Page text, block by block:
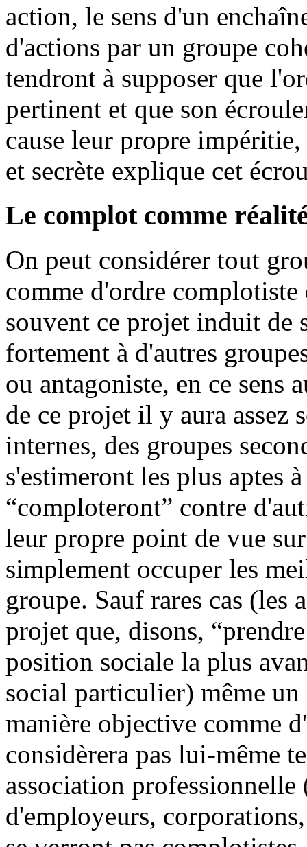
action, le sens d'un
d'actions par un groupe
tendront à supposer que
pertinent et que son
cause leur propre
et secrète explique cet
Le complot comme
On peut considérer tout
comme d'ordre complotiste
souvent ce projet induit de
fortement à d'autres
ou antagoniste, en ce sens
de ce projet il y aura assez
internes, des groupes
s'estimeront les plus aptes
“comploteront” contre
leur propre point de vue
simplement occuper les
groupe. Sauf rares cas (les
projet que, disons,
position sociale la plus
social particulier) même
manière objective comme
considèrera pas lui-même
association
d'employeurs,